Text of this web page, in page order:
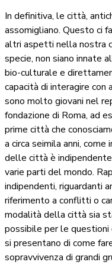
In definitiva, le città,
assomigliano. Questo ci
altri aspetti nella nostra
specie, non siano innate
bio-culturale e
capacità di interagire
sono molto giovani nel
fondazione di Roma, ad
prime città che
a circa seimila anni,
delle città è
varie parti del mondo.
indipendenti, riguardanti
riferimento a conflitti o
modalità della città sia
possibile per le questioni
si presentano di come
sopravvivenza di grandi